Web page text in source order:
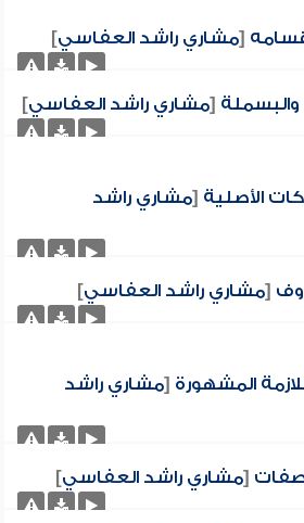
[مشاري راشد العفاسي]
والبسملة [مشاري راشد العفاسي]
الأصلية [مشاري راشد
[مشاري راشد العفاسي]
المشهورة [مشاري راشد
[مشاري راشد العفاسي]